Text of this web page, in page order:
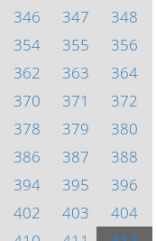
346 347
348
354 355
356
362 363
364
370 371
372
378 379
380
386 387
388
394 395
396
402 403
404